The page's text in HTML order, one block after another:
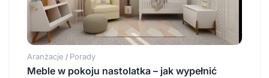
Aranżacje / Porady
Meble w pokoju nastolatka – jak wypełnić